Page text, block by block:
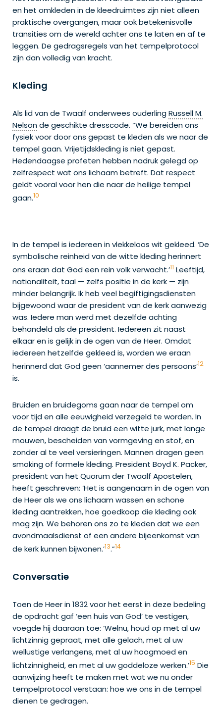
en het omkleden in de kleedruimtes zijn niet alleen
praktische overgangen, maar ook betekenisvolle
transities om de wereld achter ons te laten en af te
leggen. De gedragsregels van het tempelprotocol
zijn dan volledig van kracht.
Kleding
Als lid van de Twaalf onderwees ouderlingRussell M.
Nelsonde geschikte dresscode. “We bereiden ons
fysiek voor door ons gepast te kleden als we naar de
tempel gaan. Vrijetijdskleding is niet gepast.
Hedendaagse profeten hebben nadruk gelegd op
zelfrespect wat ons lichaam betreft. Dat respect
geldt vooral voor hen die naar de heilige tempel
gaan.10
In de tempel is iedereen in vlekkeloos wit gekleed. ‘De
symbolische reinheid van de witte kleding herinnert
ons eraan dat God een rein volk verwacht.’11 Leeftijd,
nationaliteit, taal — zelfs positie in de kerk — zijn
minder belangrijk. Ik heb veel begiftigingsdiensten
bijgewoond waar de president van de kerk aanwezig
was. Iedere man werd met dezelfde achting
behandeld als de president. Iedereen zit naast
elkaar en is gelijk in de ogen van de Heer. Omdat
iedereen hetzelfde gekleed is, worden we eraan
herinnerd dat God geen ‘aannemer des persoons’12
is.
Bruiden en bruidegoms gaan naar de tempel om
voor tijd en alle eeuwigheid verzegeld te worden. In
de tempel draagt de bruid een witte jurk, met lange
mouwen, bescheiden van vormgeving en stof, en
zonder al te veel versieringen. Mannen dragen geen
smoking of formele kleding. President Boyd K. Packer,
president van het Quorum der Twaalf Apostelen,
heeft geschreven: ‘Het is aangenaam in de ogen van
de Heer als we ons lichaam wassen en schone
kleding aantrekken, hoe goedkoop die kleding ook
mag zijn. We behoren ons zo te kleden dat we een
avondmaalsdienst of een andere bijeenkomst van
de kerk kunnen bijwonen.’13.”14
Conversatie
Toen de Heer in 1832 voor het eerst in deze bedeling
de opdracht gaf ‘een huis van God’ te vestigen,
voegde hij daaraan toe: ‘Welnu, houd op met al uw
lichtzinnig gepraat, met alle gelach, met al uw
wellustige verlangens, met al uw hoogmoed en
lichtzinnigheid, en met al uw goddeloze werken.’15 Die
aanwijzing heeft te maken met wat we nu onder
tempelprotocol verstaan: hoe we ons in de tempel
dienen te gedragen.